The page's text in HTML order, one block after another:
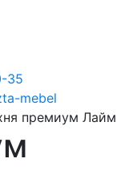
35
mebel
премиум Лайм